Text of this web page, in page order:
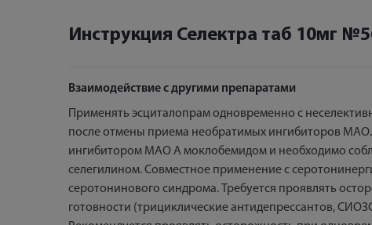
Инструкция Селектра таб 10мг
Взаимодействие с другими препаратами
Применять эсциталопрам одновременно с
после отмены приема необратимых ингибиторов
ингибитором МАО А моклобемидом и необходимо
селегилином. Совместное применение с
серотонинового синдрома. Требуется проявлять
готовности (трициклические антидепрессантов,